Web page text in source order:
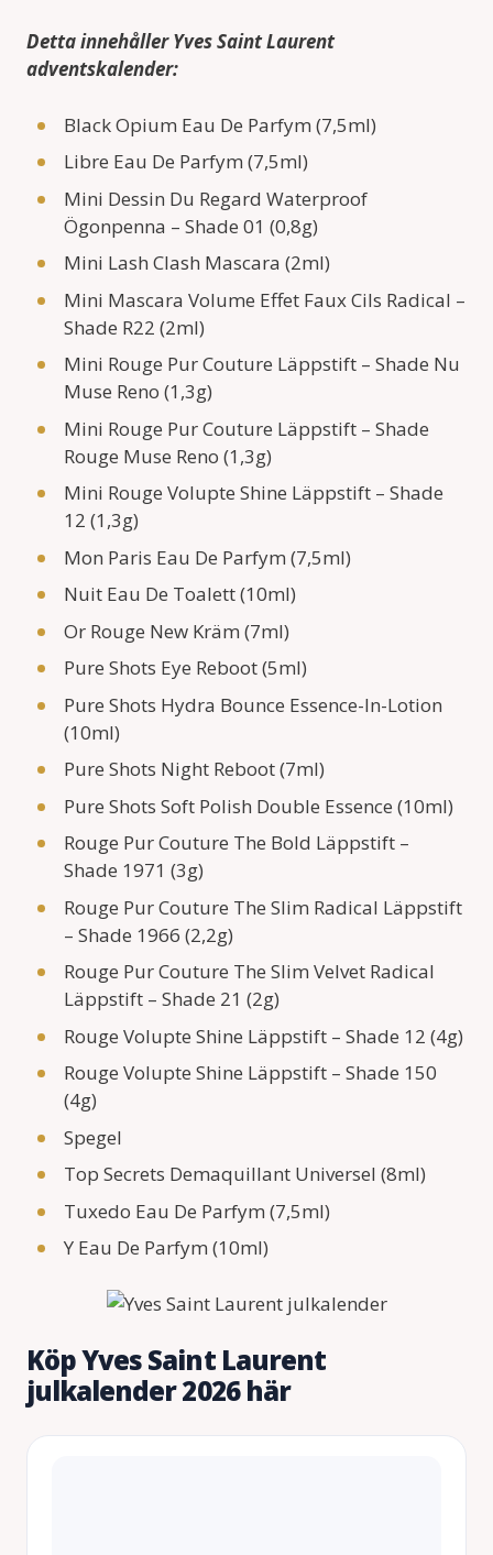
Detta innehåller Yves Saint Laurent
adventskalender:
Black Opium Eau De Parfym (7,5ml)
Libre Eau De Parfym (7,5ml)
Mini Dessin Du Regard Waterproof
Ögonpenna – Shade 01 (0,8g)
Mini Lash Clash Mascara (2ml)
Mini Mascara Volume Effet Faux Cils Radical –
Shade R22 (2ml)
Mini Rouge Pur Couture Läppstift – Shade Nu
Muse Reno (1,3g)
Mini Rouge Pur Couture Läppstift – Shade
Rouge Muse Reno (1,3g)
Mini Rouge Volupte Shine Läppstift – Shade
12 (1,3g)
Mon Paris Eau De Parfym (7,5ml)
Nuit Eau De Toalett (10ml)
Or Rouge New Kräm (7ml)
Pure Shots Eye Reboot (5ml)
Pure Shots Hydra Bounce Essence-In-Lotion
(10ml)
Pure Shots Night Reboot (7ml)
Pure Shots Soft Polish Double Essence (10ml)
Rouge Pur Couture The Bold Läppstift –
Shade 1971 (3g)
Rouge Pur Couture The Slim Radical Läppstift
– Shade 1966 (2,2g)
Rouge Pur Couture The Slim Velvet Radical
Läppstift – Shade 21 (2g)
Rouge Volupte Shine Läppstift – Shade 12 (4g)
Rouge Volupte Shine Läppstift – Shade 150
(4g)
Spegel
Top Secrets Demaquillant Universel (8ml)
Tuxedo Eau De Parfym (7,5ml)
Y Eau De Parfym (10ml)
Köp Yves Saint Laurent
julkalender 2026 här